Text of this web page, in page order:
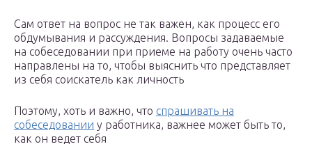
Сам ответ на вопрос не так важен, как процесс его
обдумывания и рассуждения. Вопросы задаваемые
на собеседовании при приеме на работу очень часто
направлены на то, чтобы выяснить что представляет
из себя соискатель как личность
Поэтому, хоть и важно, что спрашивать на
собеседовании у работника, важнее может быть то,
как он ведет себя